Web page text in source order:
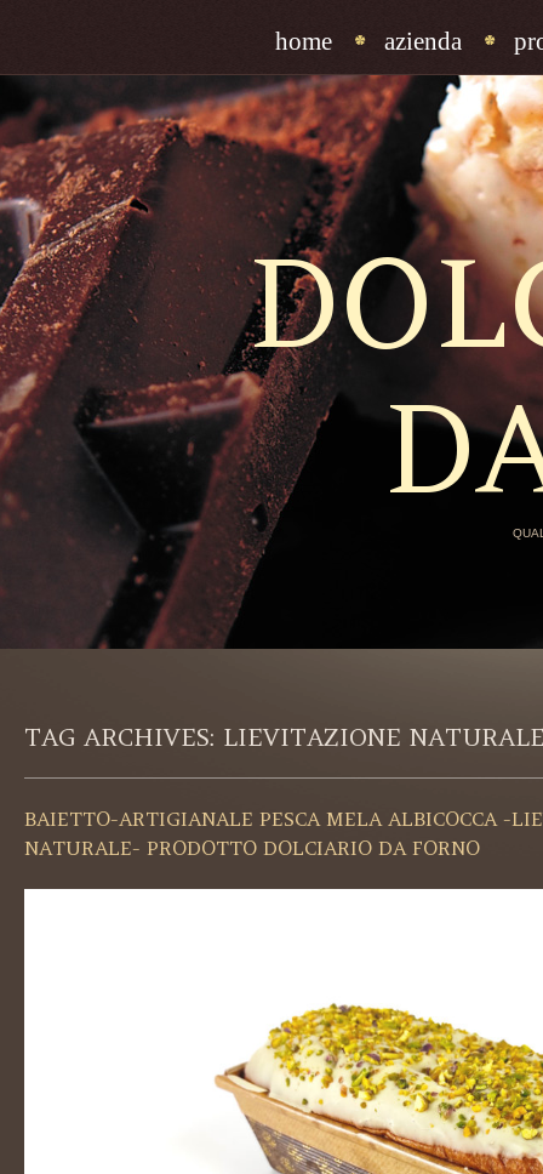
home azienda
TAG ARCHIVES: LIEVITAZIONE
BAIETTO-ARTIGIANALE PESCA MELA ALBICOCCA -
NATURALE- PRODOTTO DOLCIARIO DA FORNO